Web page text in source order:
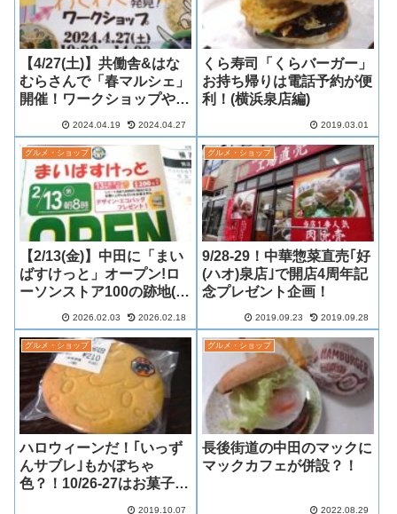
【4/27(土)】共働舎&はな
むらさんで「春マルシェ」
開催！ワークショップや食
2024.04.19 2024.04.27
くら寿司「くらバーガー」
お持ち帰りは電話予約が便
利！(横浜泉店編)
2019.03.01
グルメ・ショップ
【2/13(金)】中田に「まい
ばすけっと」オープン!ロ
ーソンストア100の跡地(オ
加)
2026.02.03 2026.02.18
グルメ・ショップ
9/28-29！中華惣菜直売｢好
(ハオ)泉店｣で開店4周年記
念プレゼント企画！
2019.09.23 2019.09.28
グルメ・ショップ
ハロウィーンだ！｢いっず
んサブレ｣もかぼちゃ
色？！10/26-27はお菓子プ
2019.10.07
グルメ・ショップ
長後街道の中田のマックに
マックカフェが併設？！
2022.08.29